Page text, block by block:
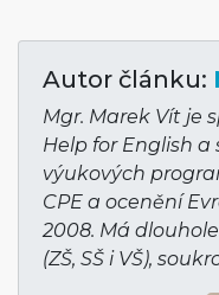
Autor článku:
Mgr. Marek Vít je
Help for English
výukových
CPE a ocenění
2008. Má
(ZŠ, SŠ i VŠ),